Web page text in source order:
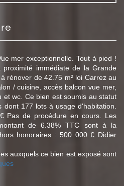
mer exceptionnelle. Tout à pied !
immédiate de la Grande
rénover de 42.75 m² loi Carrez au
/ cuisine, accès balcon vue mer,
et wc. Ce bien est soumis au statut
177 lots à usage d'habitation.
Pas de procédure en cours. Les
de 6.38% TTC sont à la
honoraires : 500 000 € Didier
auxquels ce bien est exposé sont